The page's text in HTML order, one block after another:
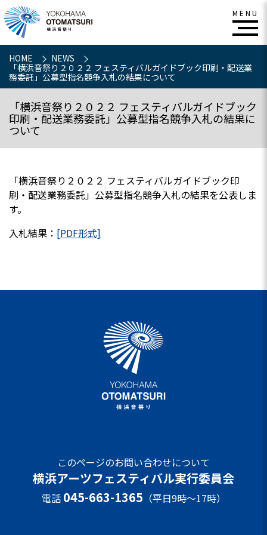
HOME
NEWS
「横浜音祭り２０２２ フェスティバルガイドブック印刷・配送業
務委託」公募型指名競争入札の結果について
「横浜音祭り２０２２ フェスティバルガイドブック
印刷・配送業務委託」公募型指名競争入札の結果に
ついて
「横浜音祭り２０２２ フェスティバルガイドブック印
刷・配送業務委託」公募型指名競争入札の結果を公表しま
す。
入札結果： [PDF形式]
このページのお問い合わせについて
横浜アーツフェスティバル実行委員会
電話 045-663-1365 （平日9時～17時）